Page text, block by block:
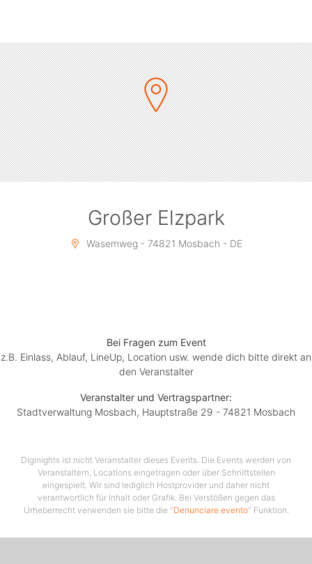
Großer Elzpark
Wasemweg - 74821 Mosbach - DE
Bei Fragen zum Event
z.B. Einlass, Ablauf, LineUp, Location usw. wende dich bitte direkt an
den Veranstalter
Veranstalter und Vertragspartner:
Stadtverwaltung Mosbach, Hauptstraße 29 - 74821 Mosbach
Diginights ist nicht Veranstalter dieses Events. Die Events werden von
Veranstaltern, Locations eingetragen oder über Schnittstellen
eingespielt. Wir sind lediglich Hostprovider und daher nicht
verantwortlich für Inhalt oder Grafik. Bei Verstößen gegen das
Urheberrecht verwenden sie bitte die "Denunciare evento" Funktion.